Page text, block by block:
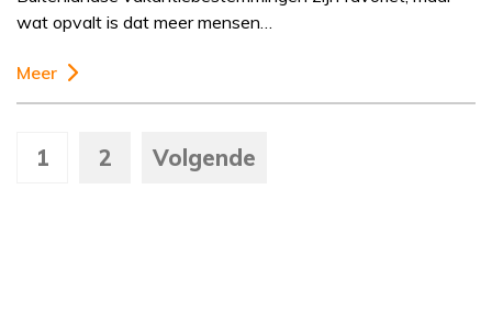
wat opvalt is dat meer mensen…
Meer
1 2 Volgende